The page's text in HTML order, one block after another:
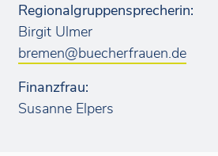
Regionalgruppensprecherin:
Birgit Ulmer
bremen@buecherfrauen.de
Finanzfrau:
Susanne Elpers